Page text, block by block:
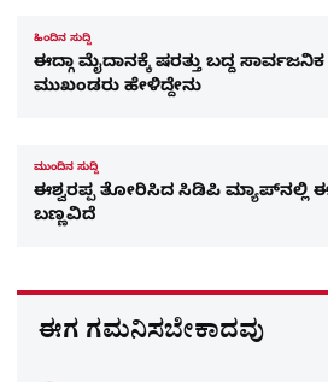
ಹಿಂದಿನ ಸುದ್ದಿ
ಈದ್ಗಾ ಮೈದಾನಕ್ಕೆ ಷರತ್ತು ಬದ್ದ
ಮುಖಂಡರು ಹೇಳಿದ್ದೇನು
ಮುಂದಿನ ಸುದ್ದಿ
ಈಶ್ವರಪ್ಪ ತೋರಿಸಿದ ಸಿಡಿಪಿ ಮ್ಯಾಪ್‌ನಲ್ಲಿ
ಬಣ್ಣವಿದೆ
ಈಗ ಗಮನಿಸಬೇಕಾದವು